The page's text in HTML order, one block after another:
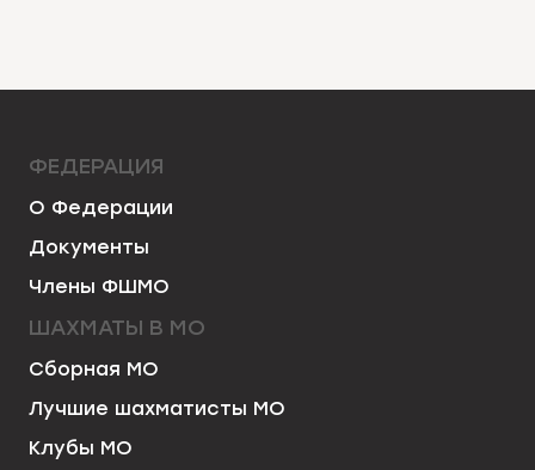
ФЕДЕРАЦИЯ
О Федерации
Документы
Члены ФШМО
ШАХМАТЫ В МО
Сборная МО
Лучшие шахматисты МО
Клубы МО